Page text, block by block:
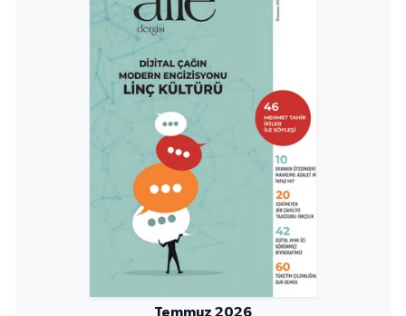
Temmuz 2026
Sakarya Müftülüğü
Samsun Müftülüğü
Siirt Müftülüğü
Sinop Müftülüğü
Sivas Müftülüğü
Şanlıurfa Müftülüğü
Şırnak Müftülüğü